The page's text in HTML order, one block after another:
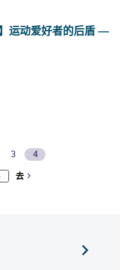
运动爱好者的后盾 —
3 4
去